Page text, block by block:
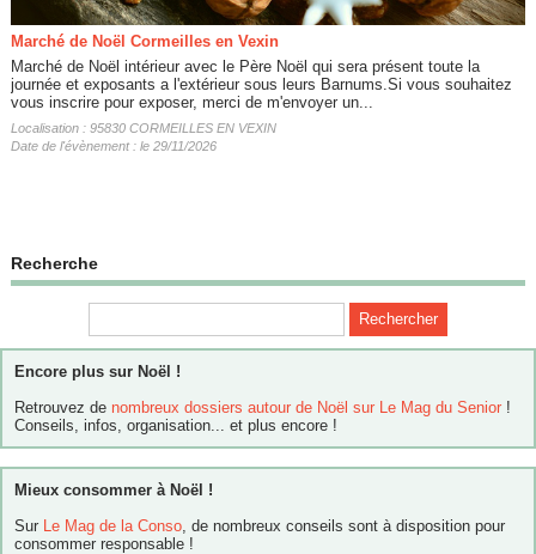
Marché de Noël Cormeilles en Vexin
Marché de Noël intérieur avec le Père Noël qui sera présent toute la
journée et exposants a l'extérieur sous leurs Barnums.Si vous souhaitez
vous inscrire pour exposer, merci de m'envoyer un...
Localisation : 95830 CORMEILLES EN VEXIN
Date de l'évènement : le 29/11/2026
Recherche
Encore plus sur Noël !
Retrouvez de nombreux dossiers autour de Noël sur Le Mag du Senior !
Conseils, infos, organisation... et plus encore !
Mieux consommer à Noël !
Sur
Le Mag de la Conso , de nombreux conseils sont à disposition pour
consommer responsable !